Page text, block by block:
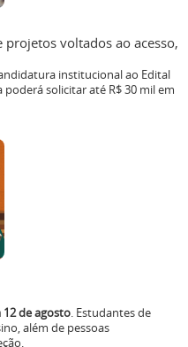
projetos voltados ao acesso,
institucional ao Edital
poderá solicitar até R$ 30 mil em
12 de agosto. Estudantes de
além de pessoas